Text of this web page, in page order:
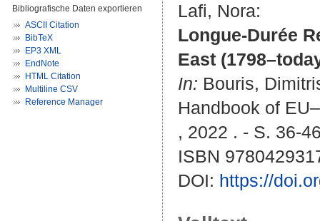
Bibliografische Daten exportieren
ASCII Citation
BibTeX
EP3 XML
EndNote
HTML Citation
Multiline CSV
Reference Manager
Lafi, Nora:
Longue-Durée
East
In: Bouris,
Handbook of
, 2022 . - S. 36-
ISBN
DOI: https://